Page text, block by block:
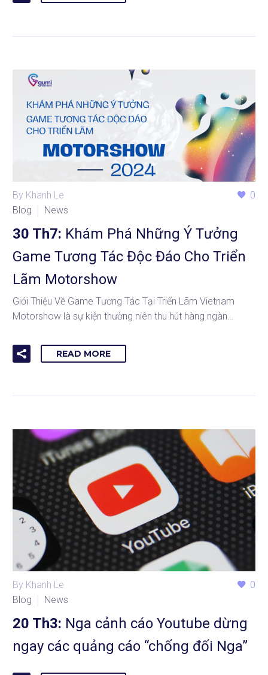
0
By Khanh Le
Blog
News
30 Th7: Khám Phá Những Ý Tưởng
Game Tương Tác Độc Đáo Cho Triển
Lãm Motorshow
Giới Thiệu Về Game Tương Tác Tại Triển Lãm Vietnam
Motorshow là sự kiện thường niên thu hút hàng ngàn…
READ MORE
0
By Khanh Le
Blog
News
20 Th3: Nga cảnh cáo Youtube dừng
ngay các quảng cáo “chống đối Nga”